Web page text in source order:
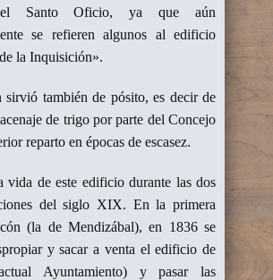
Santo Oficio, ya que aún
se refieren algunos al edificio
la Inquisición».
sirvió también de pósito, es decir de
de trigo por parte del Concejo
reparto en épocas de escasez.
vida de este edificio durante las dos
del siglo XIX. En la primera
(la de Mendizábal), en 1836 se
y sacar a venta el edificio de
Ayuntamiento) y pasar las